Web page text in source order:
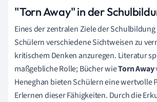
"Torn Away" in der
Eines der zentralen Ziele der Schulbildung
Schülern verschiedene Sichtweisen zu
kritischem Denken anzuregen. Literatur
maßgebliche Rolle; Bücher wieTorn Away
Heneghan bieten Schülern eine wertvolle
Erlernen dieser Fähigkeiten. Durch die